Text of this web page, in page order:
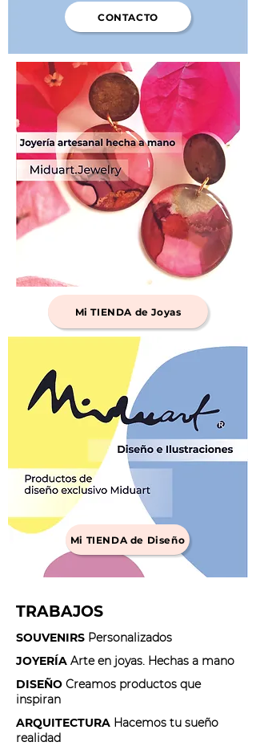
CONTACTO
Mi TIENDA de Joyas
Mi TIENDA de Diseño
TRABAJOS
SOUVENIRS Personalizados
JOYERÍA Arte en joyas. Hechas a mano
DISEÑO Creamos productos que
inspiran
ARQUITECTURA Hacemos tu sueño
realidad